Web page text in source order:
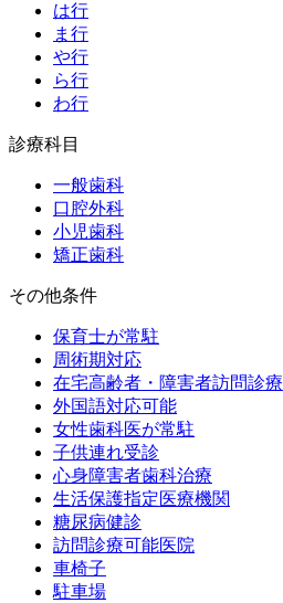
は行
ま行
や行
ら行
わ行
診療科目
一般歯科
口腔外科
小児歯科
矯正歯科
その他条件
保育士が常駐
周術期対応
在宅高齢者・障害者訪問診療
外国語対応可能
女性歯科医が常駐
子供連れ受診
心身障害者歯科治療
生活保護指定医療機関
糖尿病健診
訪問診療可能医院
車椅子
駐車場